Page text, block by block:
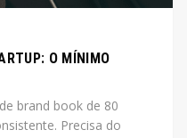
O MÍNIMO
brand book de 80
Precisa do